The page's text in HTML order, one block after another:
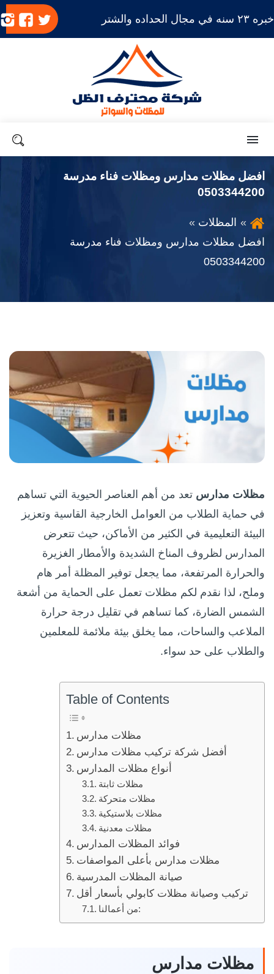
خبره ٢٣ سنه في مجال الحداده والشتر
تابعنا
علىعلى
افضل مظلات مدارس ومظلات فناء مدرسة
0503344200
المظلات
افضل مظلات مدارس ومظلات فناء مدرسة
0503344200
مظلات مدارس تعد من أهم العناصر الحيوية التي تساهم
في حماية الطلاب من العوامل الخارجية القاسية وتعزيز
البيئة التعليمية في الكثير من الأماكن، حيث تتعرض
المدارس لظروف المناخ الشديدة والأمطار الغزيرة
والحرارة المرتفعة، مما يجعل توفير المظلة أمر هام
وملح، لذا نقدم لكم مظلات تعمل على الحماية من أشعة
الشمس الضارة، كما تساهم في تقليل درجة حرارة
الملاعب والساحات، مما يخلق بيئة ملائمة للمعلمين
والطلاب على حد سواء.
Table of Contents
مظلات مدارس
أفضل شركة تركيب مظلات مدارس
أنواع مظلات المدارس
مظلات ثابتة
مظلات متحركة
فوائد المظلات المدارس
صيانة المظلات المدرسية
من أعمالنا:
مظلات مدارس